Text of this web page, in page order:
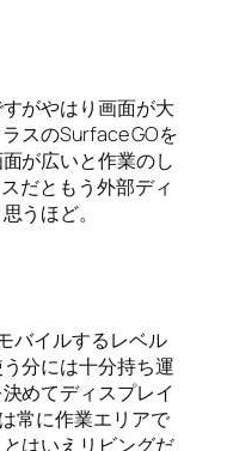
がやはり画面が大
スのSurface GOを
が広いと作業のし
だともう外部ディ
うほど。
バイルするレベル
分には十分持ち運
めてディスプレイ
常に作業エリアで
はいえリビングだ